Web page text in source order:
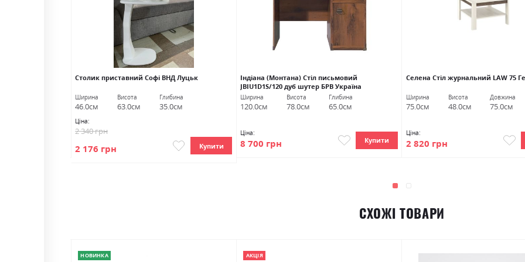
Столик приставний Софі ВНД Луцьк
Ширина
46.0см
Висота
63.0см
Глибина
35.0см
Ціна:
2 176 грн
2 340 грн
Купити
Індіана (Монтана) Стіл письмовий
JBIU1D1S/120 дуб шутер БРВ Україна
Ширина
120.0см
Висота
78.0см
Глибина
65.0см
Ціна:
8 700 грн Купити
Селена Стіл журнальний LAW 75
Ширина
75.0см
Висота
48.0см
Довжина
75.0см
Ціна:
2 820 грн
СХОЖІ ТОВАРИ
НОВИНКА АКЦІЯ